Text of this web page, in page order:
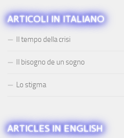
ARTICOLI IN ITALIANO
Il tempo della crisi
Il bisogno de un sogno
Lo stigma
ARTICLES IN ENGLISH